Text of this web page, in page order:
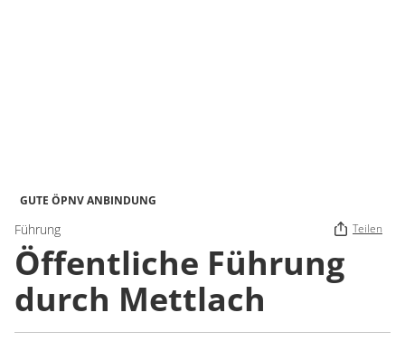
GUTE ÖPNV ANBINDUNG
Führung Teilen
Öffentliche Führung
durch Mettlach